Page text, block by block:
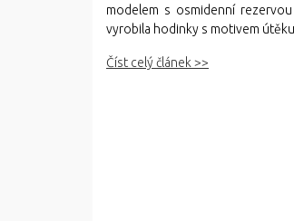
modelem s osmidenní
vyrobila hodinky s motivem
Číst celý článek >>